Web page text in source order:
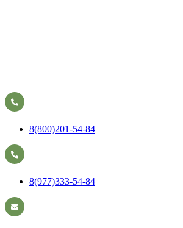
8(800)201-54-84
8(977)333-54-84